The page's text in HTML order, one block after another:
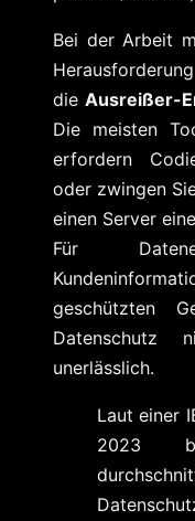
Bei der Arbeit
die Ausreißer-
Die meisten
erfordern
oder zwingen
einen Server
Für
geschützten
unerlässlich.
Laut einer
2023